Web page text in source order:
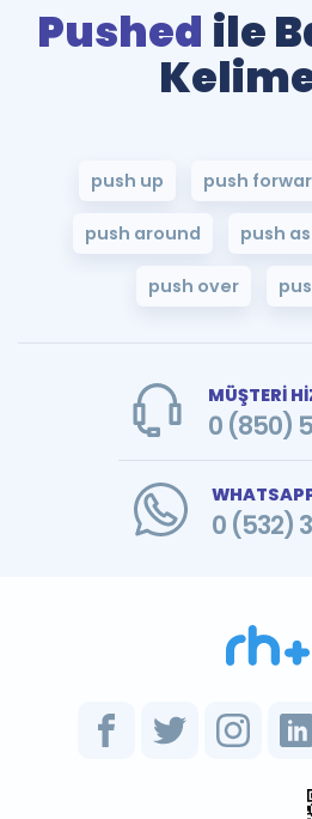
Pushed ile
push up push
push around push
push over
MÜŞTERİ
0 (850)
0 (532)